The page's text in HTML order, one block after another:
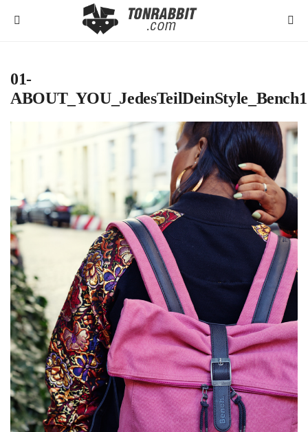
01-
ABOUT_YOU_JedesTeilDeinStyle_Bench1